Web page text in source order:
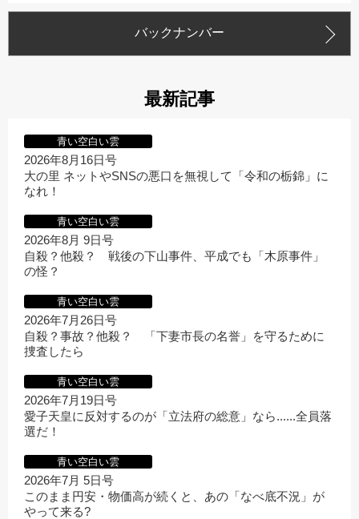
バックナンバー
最新記事
青い空白い雲
2026年8月16日号
大の里 ネットやSNSの悪口を無視して「令和の栃錦」に
なれ！
青い空白い雲
2026年8月 9日号
自殺？他殺？ 戦後の下山事件、平成でも「木原事件」
の怪？
青い空白い雲
2026年7月26日号
自殺？事故？他殺？ 「下妻市長の名誉」を守るために
捜査したら
青い空白い雲
2026年7月19日号
愛子天皇に反対するのが「立法府の総意」なら......全員落
選だ！
青い空白い雲
2026年7月 5日号
このまま円安・物価高が続くと、あの「なべ底不況」が
やって来る?